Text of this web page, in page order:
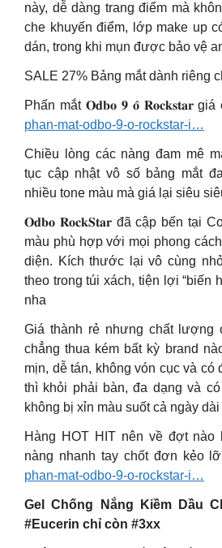
này, dễ dàng trang điểm mà
che khuyến điểm, lớp make up
dán, trong khi mụn được bảo vệ
SALE 27% Bảng mắt dành riêng
Phấn mắt 𝐎𝐝𝐛𝐨 𝟗 𝐨̂ 𝐑𝐨𝐜𝐤𝐬𝐭𝐚𝐫
phan-mat-odbo-9-o-rockstar-i…
Chiều lòng các nàng đam mê
tục cập nhật vô số bảng mắt
nhiều tone màu mà giá lại siêu
𝐎𝐝𝐛𝐨 𝐑𝐨𝐜𝐤𝐒𝐭𝐚𝐫 đã cập bến tại
màu phù hợp với mọi phong
diện. Kích thước lại vô cùng
theo trong túi xách, tiện lợi “biến
nha
Giá thành rẻ nhưng chất lượng
chẳng thua kém bất kỳ brand
mịn, dễ tán, không vón cục và có
thì khỏi phải bàn, đa dạng và
không bị xỉn màu suốt cả ngày dài
Hàng HOT HIT nên về đợt
nàng nhanh tay chốt đơn kẻo
phan-mat-odbo-9-o-rockstar-i…
Gel Chống Nắng Kiềm Dầu
#Eucerin chỉ còn #3xx